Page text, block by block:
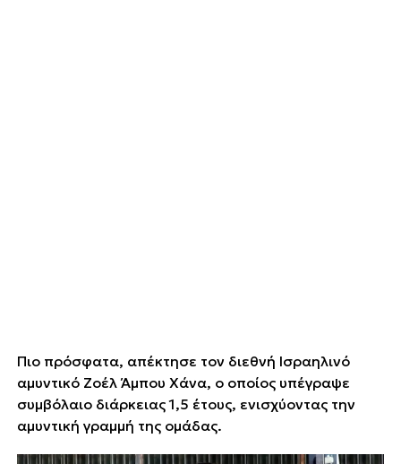
Πιο πρόσφατα, απέκτησε τον διεθνή Ισραηλινό
αμυντικό Ζοέλ Άμπου Χάνα, ο οποίος υπέγραψε
συμβόλαιο διάρκειας 1,5 έτους, ενισχύοντας την
αμυντική γραμμή της ομάδας.